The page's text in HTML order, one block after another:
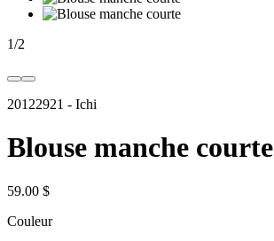
1/2
20122921 - Ichi
Blouse manche courte
59.00 $
Couleur